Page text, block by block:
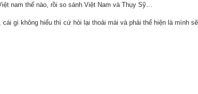
nam thế nào, rồi so sánh Việt Nam và Thụy Sỹ…
gì không hiểu thì cứ hỏi lại thoải mái và phải thể hiện là mình